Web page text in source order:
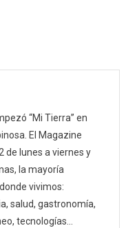
“Mi Tierra” en
El Magazine
de lunes a viernes y
la mayoría
vivimos:
salud, gastronomía,
tecnologías…